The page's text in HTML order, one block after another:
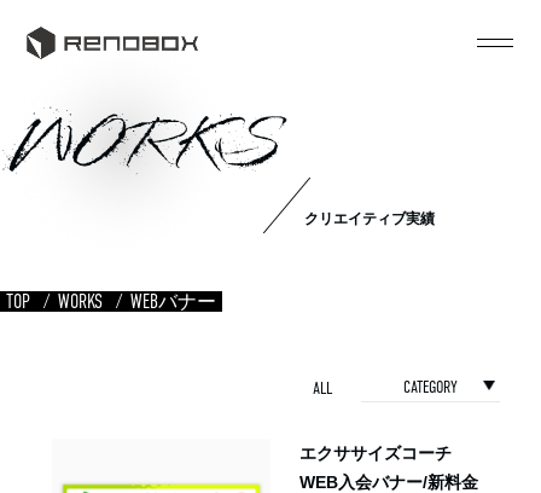
WORKS
クリエイティブ実績
TOP WORKS WEBバナー
ALL CATEGORY
エクササイズコーチ
WEB入会バナー/新料金